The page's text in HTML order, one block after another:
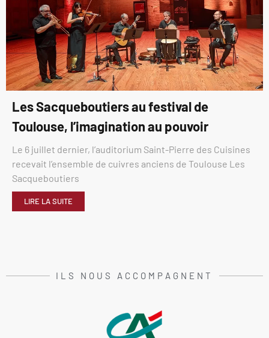
Les Sacqueboutiers au festival de
Toulouse, l’imagination au pouvoir
Le 6 juillet dernier, l’auditorium Saint-Pierre des Cuisines
recevait l’ensemble de cuivres anciens de Toulouse Les
Sacqueboutiers
LIRE LA SUITE
ILS NOUS ACCOMPAGNENT